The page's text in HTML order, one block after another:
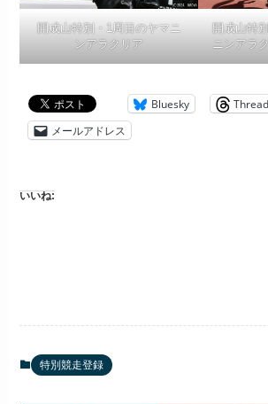
開成山特別・1周目のヤマニ
ンアラクリア
開成山特
ニンアラ
Bluesky
メールアドレス
いいね:
特別競走登録